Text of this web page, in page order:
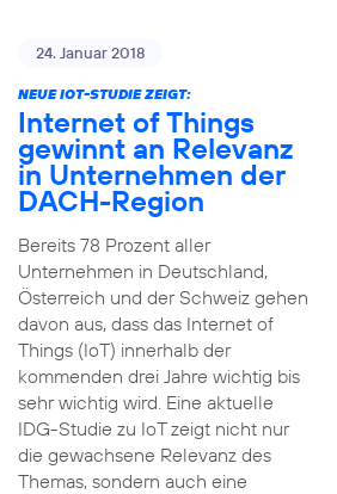
24. Januar 2018
NEUE IOT-STUDIE ZEIGT:
Internet of Things
gewinnt an Relevanz
in Unternehmen der
DACH-Region
Bereits 78 Prozent aller
Unternehmen in Deutschland,
Österreich und der Schweiz gehen
davon aus, dass das Internet of
Things (IoT) innerhalb der
kommenden drei Jahre wichtig bis
sehr wichtig wird. Eine aktuelle
IDG-Studie zu IoT zeigt nicht nur
die gewachsene Relevanz des
Themas, sondern auch eine